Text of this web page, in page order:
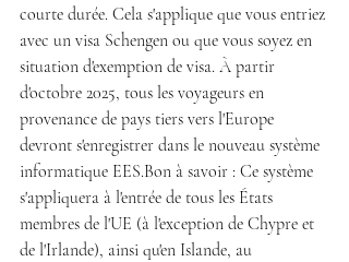
courte durée. Cela s'applique que vous entriez
avec un visa Schengen ou que vous soyez en
situation d'exemption de visa. À partir
d'octobre 2025, tous les voyageurs en
provenance de pays tiers vers l'Europe
devront s'enregistrer dans le nouveau système
informatique EES.Bon à savoir : Ce système
s'appliquera à l'entrée de tous les États
membres de l'UE (à l'exception de Chypre et
de l'Irlande), ainsi qu'en Islande, au